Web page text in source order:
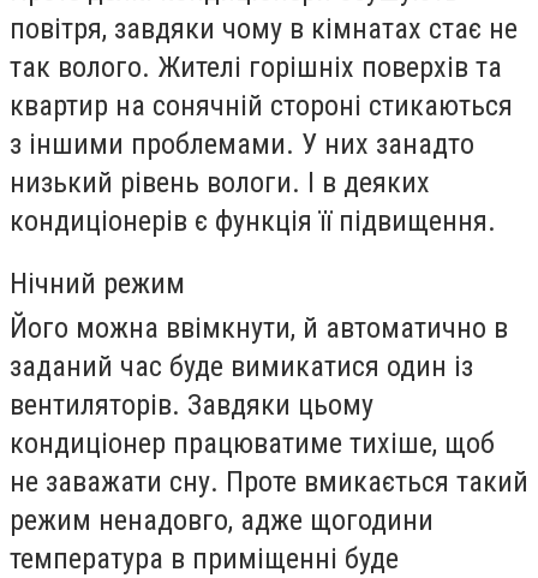
повітря, завдяки чому в кімнатах стає не
так волого. Жителі горішніх поверхів та
квартир на сонячній стороні стикаються
з іншими проблемами. У них занадто
низький рівень вологи. І в деяких
кондиціонерів є функція її підвищення.
Нічний режим
Його можна ввімкнути, й автоматично в
заданий час буде вимикатися один із
вентиляторів. Завдяки цьому
кондиціонер працюватиме тихіше, щоб
не заважати сну. Проте вмикається такий
режим ненадовго, адже щогодини
температура в приміщенні буде